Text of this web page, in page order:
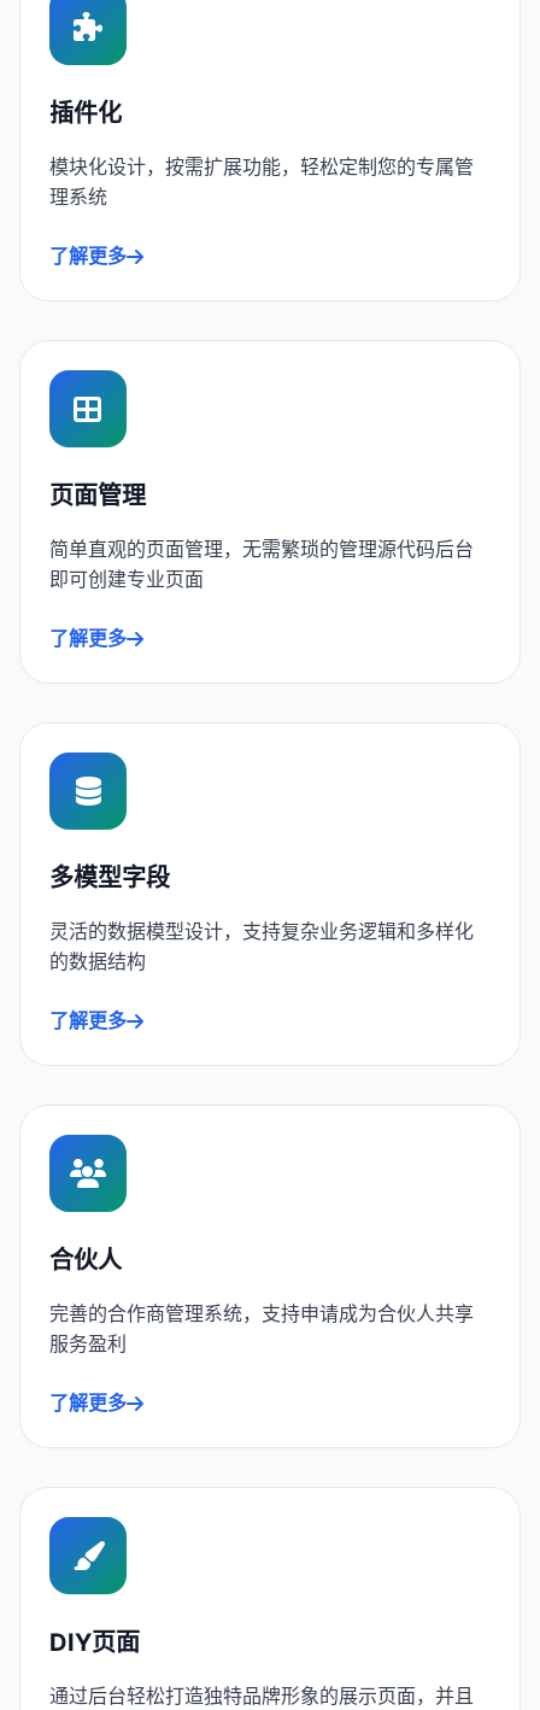
插件化
模块化设计，按需扩展功能，轻松定制您的专属管
理系统
了解更多
页面管理
简单直观的页面管理，无需繁琐的管理源代码后台
即可创建专业页面
了解更多
多模型字段
灵活的数据模型设计，支持复杂业务逻辑和多样化
的数据结构
了解更多
合伙人
完善的合作商管理系统，支持申请成为合伙人共享
服务盈利
了解更多
DIY页面
通过后台轻松打造独特品牌形象的展示页面，并且